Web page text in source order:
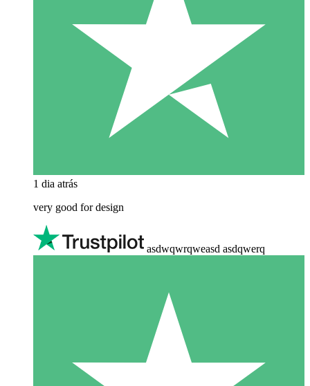
1 dia atrás
very good for design
asdwqwrqweasd asdqwerq